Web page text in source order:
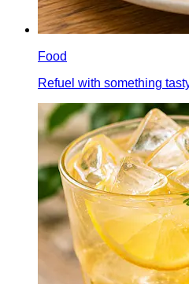
Food
Refuel with something